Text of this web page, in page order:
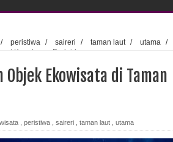
pada Peringatan Hari
/ peristiwa / saireri / taman laut / utama
/
Kepulauan Padaido
Ekowisata di Taman
peristiwa saireri taman laut utama